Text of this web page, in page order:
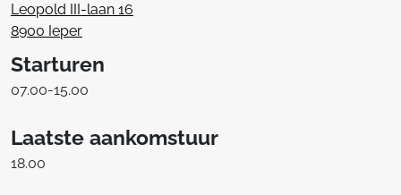
Leopold III-laan 16
8900 Ieper
Starturen
07.00-15.00
Laatste aankomstuur
18.00